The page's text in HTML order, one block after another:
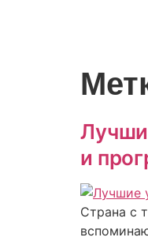
и
Страна с